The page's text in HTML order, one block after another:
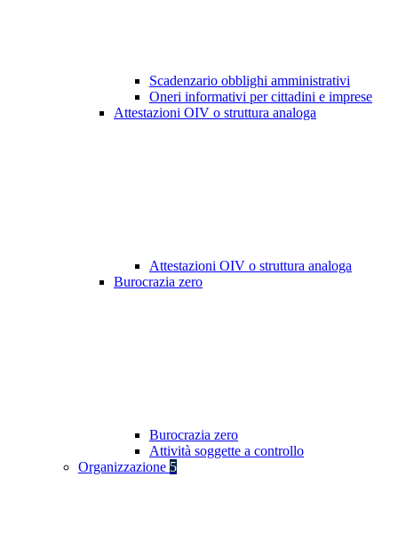
Scadenzario obblighi amministrativi
Oneri informativi per cittadini e imprese
Attestazioni OIV o struttura analoga
Attestazioni OIV o struttura analoga
Burocrazia zero
Burocrazia zero
Attività soggette a controllo
Organizzazione 5